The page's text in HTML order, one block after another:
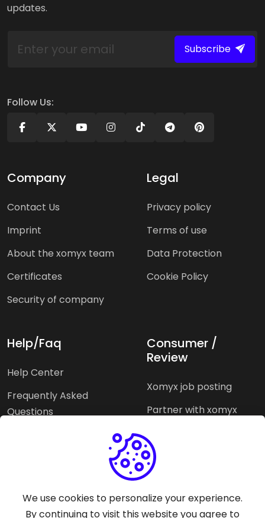
updates.
Subscribe
Follow Us:
Company
Contact Us
Imprint
About the xomyx team
Certificates
Security of company
Legal
Privacy policy
Terms of use
Data Protection
Cookie Policy
Help/Faq
Help Center
Frequently Asked
Questions
Consumer /
Review
Xomyx job posting
Partner with xomyx
Xomyx integration
Pricing Plans Support help
We use cookies to personalize your experience.
By continuing to visit this website you agree to